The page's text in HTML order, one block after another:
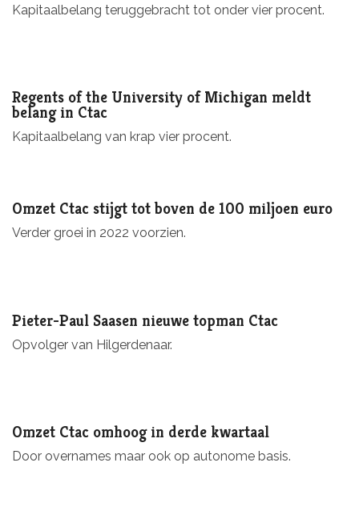
Kapitaalbelang teruggebracht tot onder vier procent.
Regents of the University of Michigan meldt
belang in Ctac
Kapitaalbelang van krap vier procent.
Omzet Ctac stijgt tot boven de 100 miljoen euro
Verder groei in 2022 voorzien.
Pieter-Paul Saasen nieuwe topman Ctac
Opvolger van Hilgerdenaar.
Omzet Ctac omhoog in derde kwartaal
Door overnames maar ook op autonome basis.